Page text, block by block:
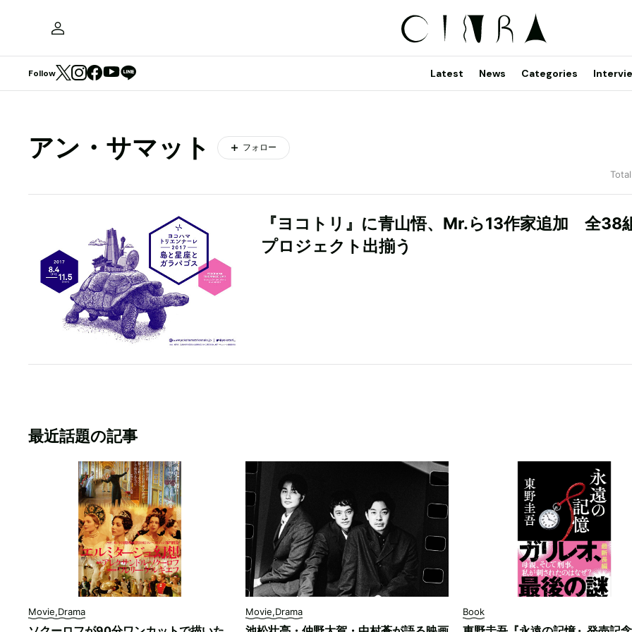
Follow Latest News Categories
アン・サマット フォロー
『ヨコトリ』に青山悟、Mr.ら13作家追加 全38
プロジェクト出揃う
最近話題の記事
Movie,Drama Movie,Drama Book